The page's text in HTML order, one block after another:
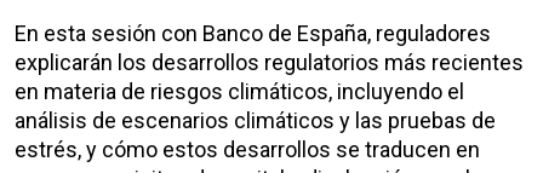
En esta sesión con Banco de España, reguladores
explicarán los desarrollos regulatorios más recientes
en materia de riesgos climáticos, incluyendo el
análisis de escenarios climáticos y las pruebas de
estrés, y cómo estos desarrollos se traducen en